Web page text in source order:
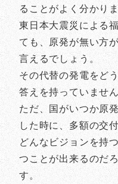
ることがよく分かりま
東日本大震災による
ても、原発が無い方
言えるでしょう。
その代替の発電をど
答えを持っていませ
ただ、国がいつか原
した時に、多額の交
どんなビジョンを持
つことが出来るのだ
す。